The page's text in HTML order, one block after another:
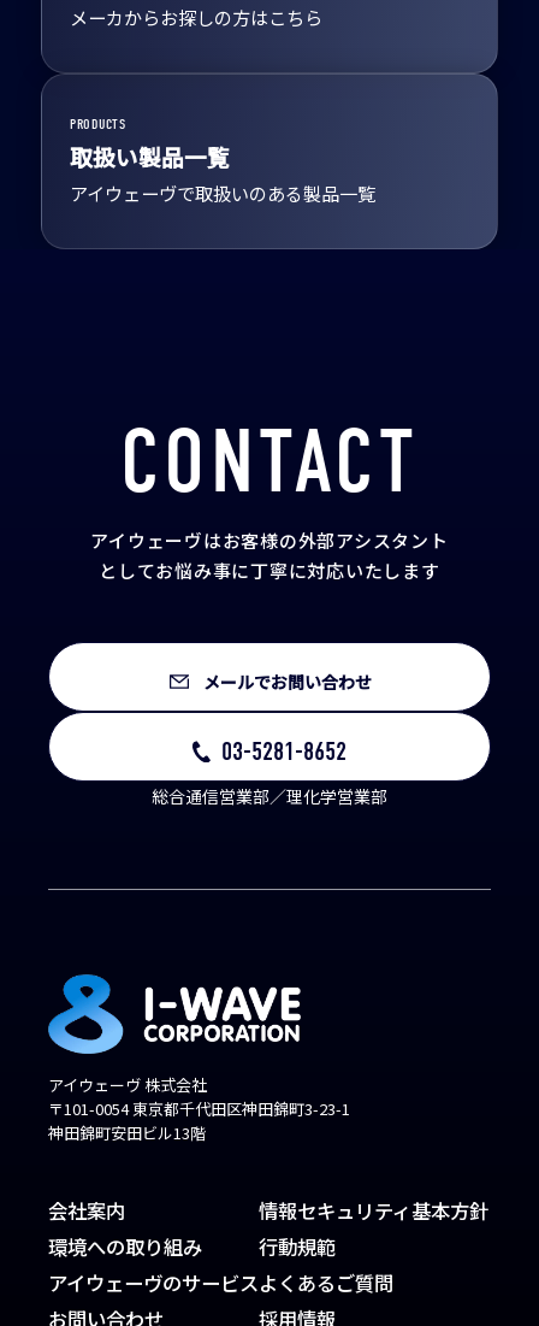
メーカからお探しの方はこちら
PRODUCTS
取扱い製品一覧
アイウェーヴで取扱いのある製品一覧
CONTACT
アイウェーヴはお客様の外部アシスタント
としてお悩み事に丁寧に対応いたします
メールでお問い合わせ
03-5281-8652
総合通信営業部／理化学営業部
アイウェーヴ 株式会社
〒101-0054 東京都千代田区神田錦町3-23-1
神田錦町安田ビル13階
会社案内
環境への取り組み
アイウェーヴのサービス
お問い合わせ
情報セキュリティ基本方針
行動規範
よくあるご質問
採用情報